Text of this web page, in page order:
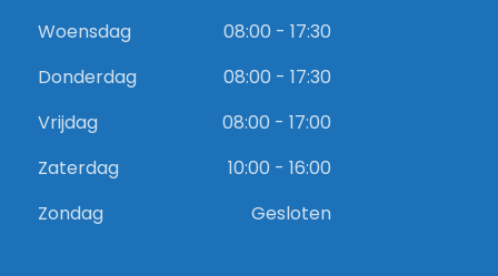
Woensdag
08:00 - 17:30
Donderdag
08:00 - 17:30
Vrijdag
08:00 - 17:00
Zaterdag
10:00 - 16:00
Zondag
Gesloten